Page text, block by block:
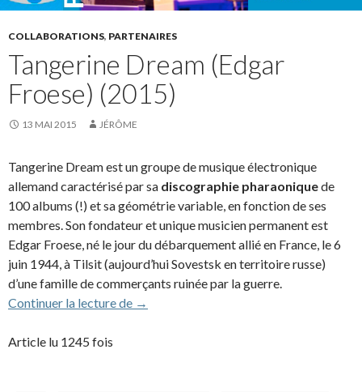
COLLABORATIONS, PARTENAIRES
Tangerine Dream (Edgar
Froese) (2015)
13 MAI 2015 JÉRÔME
Tangerine Dream est un groupe de musique électronique
allemand caractérisé par sa discographie pharaoniquede
100 albums (!) et sa géométrie variable, en fonction de ses
membres. Son fondateur et unique musicien permanent est
Edgar Froese, né le jour du débarquement allié en France, le 6
juin 1944, à Tilsit (aujourd’hui Sovestsk en territoire russe)
d’une famille de commerçants ruinée par la guerre.
Continuer la lecture de Tangerine Dream (Edgar Froese) (2015)
→
Article lu 1245 fois